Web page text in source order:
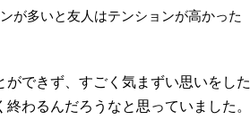
が多いと友人はテンションが高かった
できず、すごく気まずい思いをした
わるんだろうなと思っていました。